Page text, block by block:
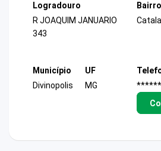
Logradouro
R JOAQUIM JANUARIO
343
Bairro
Município
Divinopolis
UF
MG